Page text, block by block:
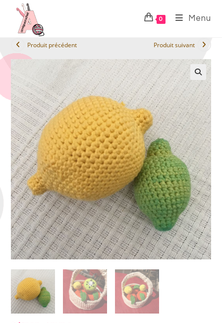
0 Menu
Produit précédent Produit suivant